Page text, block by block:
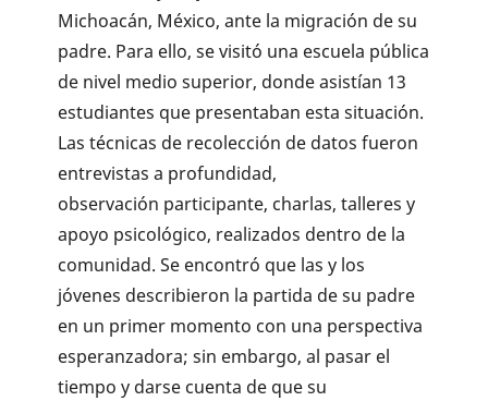
Michoacán, México, ante la migración de su
padre. Para ello, se visitó una escuela pública
de nivel medio superior, donde asistían 13
estudiantes que presentaban esta situación.
Las técnicas de recolección de datos fueron
entrevistas a profundidad,
observación participante, charlas, talleres y
apoyo psicológico, realizados dentro de la
comunidad. Se encontró que las y los
jóvenes describieron la partida de su padre
en un primer momento con una perspectiva
esperanzadora; sin embargo, al pasar el
tiempo y darse cuenta de que su